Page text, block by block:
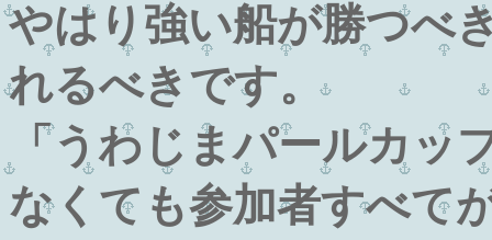
やはり強い船が勝つべ
れるべきです。
「うわじまパールカッ
なくても参加者すべて